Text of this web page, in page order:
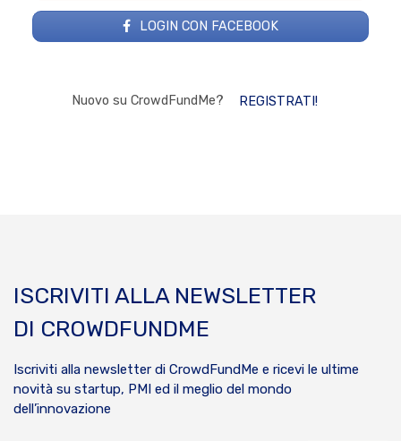
LOGIN CON FACEBOOK
Nuovo su CrowdFundMe? REGISTRATI!
ISCRIVITI ALLA NEWSLETTER
DI CROWDFUNDME
Iscriviti alla newsletter di CrowdFundMe e ricevi le ultime
novità su startup, PMI ed il meglio del mondo
dell’innovazione